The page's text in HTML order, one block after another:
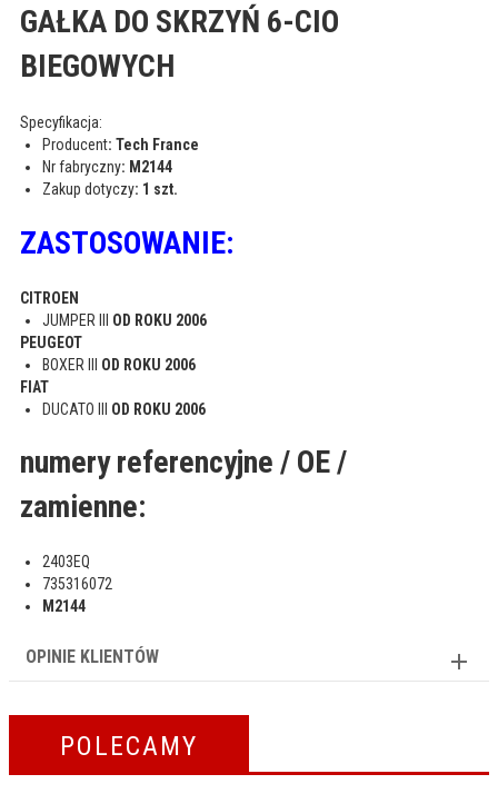
GAŁKA DO SKRZYŃ 6-CIO
BIEGOWYCH
Specyfikacja:
Producent: Tech France
Nr fabryczny: M2144
Zakup dotyczy: 1 szt.
ZASTOSOWANIE:
CITROEN
JUMPER III OD ROKU 2006
PEUGEOT
BOXER III OD ROKU 2006
FIAT
DUCATO III OD ROKU 2006
numery referencyjne / OE /
zamienne:
2403EQ
735316072
M2144
OPINIE KLIENTÓW
POLECAMY